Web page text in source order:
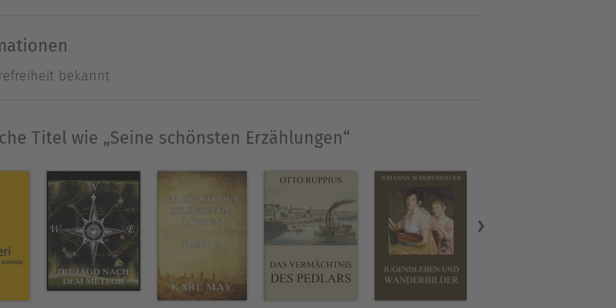
erzog. Stedhal schlug ein Studium an der École Polytechnique in Paris
1810 war er Auditeur des Staatsrats, 1813 Intendant. Er war, in der
beteiligt, 1814 übersiedelte er nach Mailand. Stendhal war mit
bekannt und mit Prosper Mérimée befreundet. Er war als Kritiker des
Bibliothekar tätig, 1830 wurde er Konsul in Triest, 1831 in Civita
ein umfangreiches kunst- und musikkritisches Werk schuf, gilt als
ersten Generation der Realisten. Er starb am 23. März 1842 in Paris.
Ausblenden
bekannt
Titel wie „Seine schönsten Erzählungen“